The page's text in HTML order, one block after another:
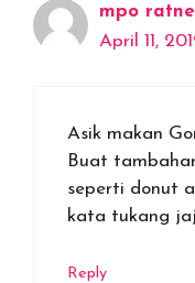
mpo ratne
April 11,
Asik makan
Buat
seperti donut
kata tukang
Reply